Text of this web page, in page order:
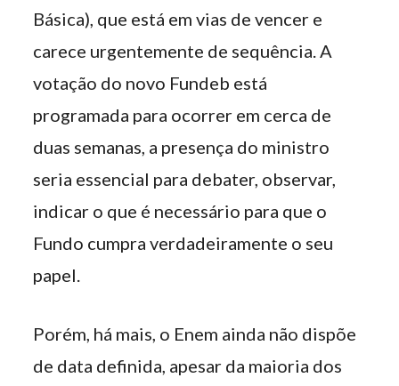
Básica), que está em vias de vencer e
carece urgentemente de sequência. A
votação do novo Fundeb está
programada para ocorrer em cerca de
duas semanas, a presença do ministro
seria essencial para debater, observar,
indicar o que é necessário para que o
Fundo cumpra verdadeiramente o seu
papel.
Porém, há mais, o Enem ainda não dispõe
de data definida, apesar da maioria dos